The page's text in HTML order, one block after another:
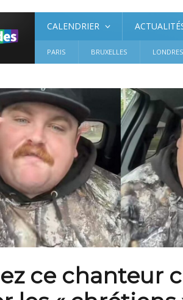
CALENDRIER
PARIS BRUXELLES LONDRES
ce chanteur